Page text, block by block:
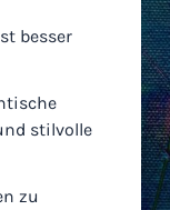
besser
stilvolle
zu